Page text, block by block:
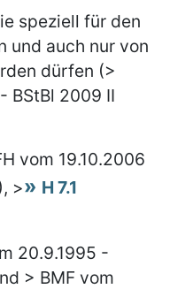
speziell für den
und auch nur von
dürfen (>
BStBl 2009 II
vom 19.10.2006
>
H 7.1
20.9.1995 -
> BMF vom